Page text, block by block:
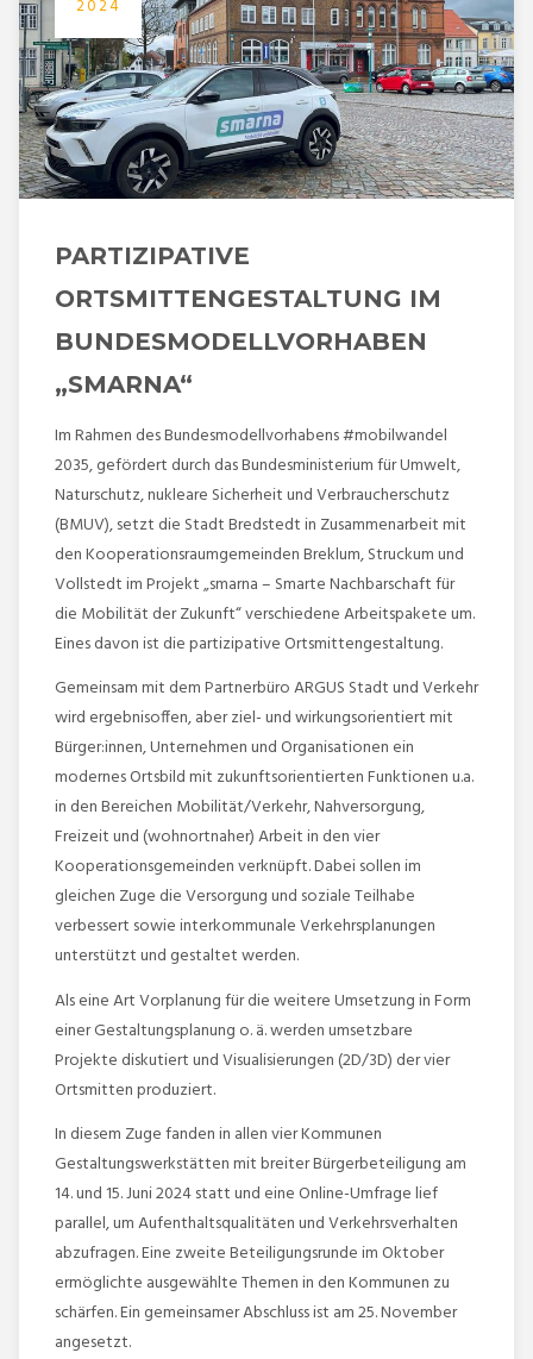
2024
PARTIZIPATIVE
ORTSMITTENGESTALTUNG IM
BUNDESMODELLVORHABEN
„SMARNA“
Im Rahmen des Bundesmodellvorhabens #mobilwandel
2035, gefördert durch das Bundesministerium für Umwelt,
Naturschutz, nukleare Sicherheit und Verbraucherschutz
(BMUV), setzt die Stadt Bredstedt in Zusammenarbeit mit
den Kooperationsraumgemeinden Breklum, Struckum und
Vollstedt im Projekt „smarna – Smarte Nachbarschaft für
die Mobilität der Zukunft“ verschiedene Arbeitspakete um.
Eines davon ist die partizipative Ortsmittengestaltung.
Gemeinsam mit dem Partnerbüro ARGUS Stadt und Verkehr
wird ergebnisoffen, aber ziel- und wirkungsorientiert mit
Bürger:innen, Unternehmen und Organisationen ein
modernes Ortsbild mit zukunftsorientierten Funktionen u.a.
in den Bereichen Mobilität/Verkehr, Nahversorgung,
Freizeit und (wohnortnaher) Arbeit in den vier
Kooperationsgemeinden verknüpft. Dabei sollen im
gleichen Zuge die Versorgung und soziale Teilhabe
verbessert sowie interkommunale Verkehrsplanungen
unterstützt und gestaltet werden.
Als eine Art Vorplanung für die weitere Umsetzung in Form
einer Gestaltungsplanung o. ä. werden umsetzbare
Projekte diskutiert und Visualisierungen (2D/3D) der vier
Ortsmitten produziert.
In diesem Zuge fanden in allen vier Kommunen
Gestaltungswerkstätten mit breiter Bürgerbeteiligung am
14. und 15. Juni 2024 statt und eine Online-Umfrage lief
parallel, um Aufenthaltsqualitäten und Verkehrsverhalten
abzufragen. Eine zweite Beteiligungsrunde im Oktober
ermöglichte ausgewählte Themen in den Kommunen zu
schärfen. Ein gemeinsamer Abschluss ist am 25. November
angesetzt.